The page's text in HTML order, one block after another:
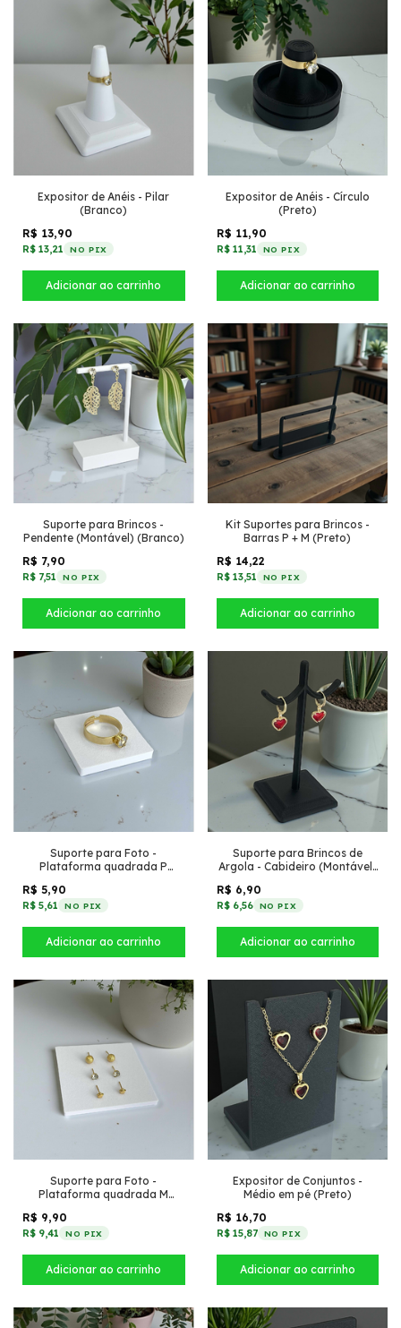
Expositor de Anéis - Pilar
(Branco)
R$ 13,90
R$ 13,21 NO PIX
Expositor de Anéis - Círculo
(Preto)
R$ 11,90
R$ 11,31 NO PIX
Suporte para Brincos -
Pendente (Montável) (Branco)
R$ 7,90
R$ 7,51 NO PIX
Kit Suportes para Brincos -
Barras P + M (Preto)
R$ 14,22
R$ 13,51 NO PIX
Suporte para Foto -
Plataforma quadrada P
R$ 5,90
R$ 5,61 NO PIX
Suporte para Brincos de
Argola - Cabideiro (Montável)
R$ 6,90
R$ 6,56 NO PIX
Suporte para Foto -
Plataforma quadrada M
R$ 9,90
R$ 9,41 NO PIX
Expositor de Conjuntos -
Médio em pé (Preto)
R$ 16,70
R$ 15,87 NO PIX